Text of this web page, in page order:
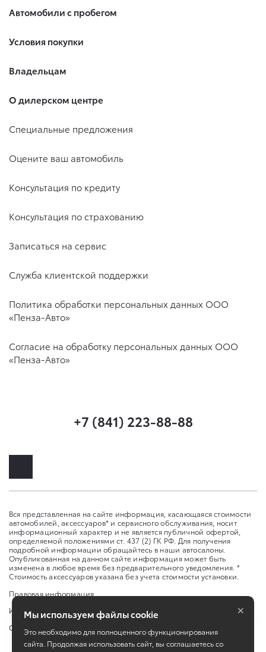
Автомобили с пробегом
Условия покупки
Владельцам
О дилерском центре
Специальные предложения
Оцените ваш автомобиль
Консультация по кредиту
Консультация по страхованию
Записаться на сервис
Служба клиентской поддержки
Политика обработки персональных данных ООО
«Пенза-Авто»
Согласие на обработку персональных данных ООО
«Пенза-Авто»
+7 (841) 223-88-88
Вся представленная на сайте информация, касающаяся стоимости
автомобилей, аксессуаров* и сервисного обслуживания, носит
информационный характер и не является публичной офертой,
определяемой положениями ст. 437 (2) ГК РФ. Для получения
подробной информации обращайтесь в наши автосалоны.
Опубликованная на данном сайте информация может быть
изменена в любое время без предварительного уведомления. *
Стоимость аксессуаров указана без учета стоимости установки.
Правовая информация
Изменить настройку cookies
Сбросить cookie
Мы используем файлы cookie
Это необходимо для полноценного функционирования
сайта. Продолжая использовать сайт, вы соглашаетесь со
×